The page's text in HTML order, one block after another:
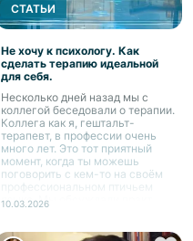
СТАТЬИ
Не хочу к психологу. Как
сделать терапию идеальной
для себя.
Несколько дней назад мы с
коллегой беседовали о терапии.
Коллега как я, гештальт-
терапевт, в профессии очень
много лет. Это тот приятный
момент, когда ты можешь
поговорить с кем-то на своём
профессиональном птичьем
языке. Мы обсуждали практ...
10.03.2026